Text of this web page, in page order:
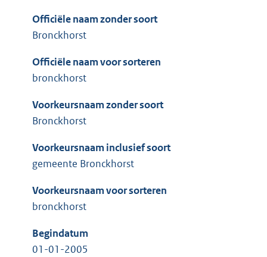
Officiële naam zonder soort
Bronckhorst
Officiële naam voor sorteren
bronckhorst
Voorkeursnaam zonder soort
Bronckhorst
Voorkeursnaam inclusief soort
gemeente Bronckhorst
Voorkeursnaam voor sorteren
bronckhorst
Begindatum
01-01-2005